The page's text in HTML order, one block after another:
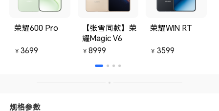
荣耀600 Pro
￥ 3699
【张雪同款】荣
耀Magic V6
￥ 8999
荣耀WIN RT
￥ 3599
规格参数